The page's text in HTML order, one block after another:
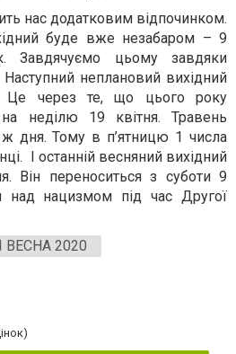
нас додатковим відпочинком.
буде вже незабаром – 9
Завдячуємо цьому завдяки
неплановий вихідний
Це через те, що цього року
неділю 19 квітня. Травень
дня. Тому в п’ятницю 1 числа
І останній весняний вихідний
Він переноситься з суботи 9
над нацизмом під час Другої
2020